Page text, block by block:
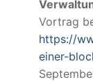
Vortrag
https://
einer-